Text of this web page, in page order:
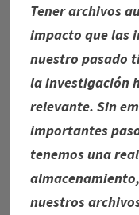
Tener archivos
impacto que las
nuestro pasado
la investigación
relevante. Sin
importantes
tenemos una
nuestros